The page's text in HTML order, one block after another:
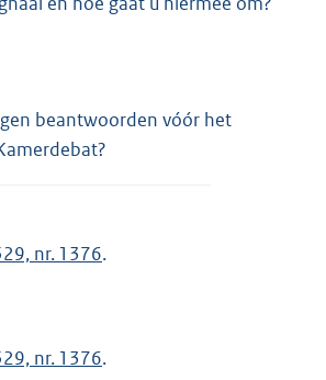
beantwoorden vóór het
nr. 1376.
nr. 1376.